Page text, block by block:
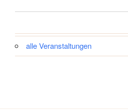
alle Veranstaltungen